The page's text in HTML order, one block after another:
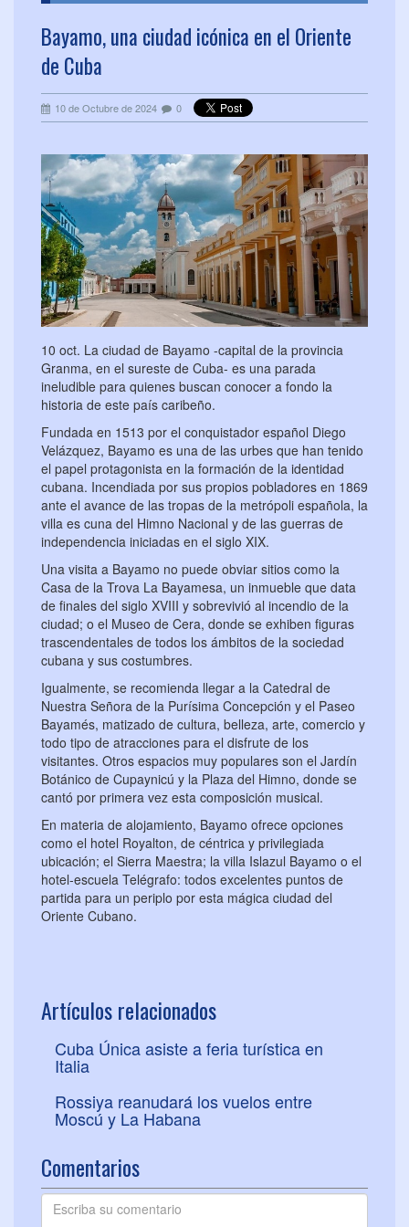
Bayamo, una ciudad icónica en el Oriente
de Cuba
10 de Octubre de 2024 0
10 oct. La ciudad de Bayamo -capital de la provincia
Granma, en el sureste de Cuba- es una parada
ineludible para quienes buscan conocer a fondo la
historia de este país caribeño.
Fundada en 1513 por el conquistador español Diego
Velázquez, Bayamo es una de las urbes que han tenido
el papel protagonista en la formación de la identidad
cubana. Incendiada por sus propios pobladores en 1869
ante el avance de las tropas de la metrópoli española, la
villa es cuna del Himno Nacional y de las guerras de
independencia iniciadas en el siglo XIX.
Una visita a Bayamo no puede obviar sitios como la
Casa de la Trova La Bayamesa, un inmueble que data
de finales del siglo XVIII y sobrevivió al incendio de la
ciudad; o el Museo de Cera, donde se exhiben figuras
trascendentales de todos los ámbitos de la sociedad
cubana y sus costumbres.
Igualmente, se recomienda llegar a la Catedral de
Nuestra Señora de la Purísima Concepción y el Paseo
Bayamés, matizado de cultura, belleza, arte, comercio y
todo tipo de atracciones para el disfrute de los
visitantes. Otros espacios muy populares son el Jardín
Botánico de Cupaynicú y la Plaza del Himno, donde se
cantó por primera vez esta composición musical.
En materia de alojamiento, Bayamo ofrece opciones
como el hotel Royalton, de céntrica y privilegiada
ubicación; el Sierra Maestra; la villa Islazul Bayamo o el
hotel-escuela Telégrafo: todos excelentes puntos de
partida para un periplo por esta mágica ciudad del
Oriente Cubano.
Artículos relacionados
Cuba Única asiste a feria turística en
Italia
Rossiya reanudará los vuelos entre
Moscú y La Habana
Comentarios